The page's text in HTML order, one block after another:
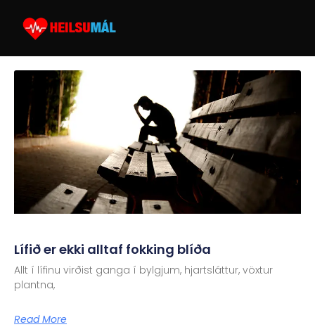
Lífið er ekki alltaf fokking blíða
Allt í lífinu virðist ganga í bylgjum, hjartsláttur, vöxtur
plantna,
Read More